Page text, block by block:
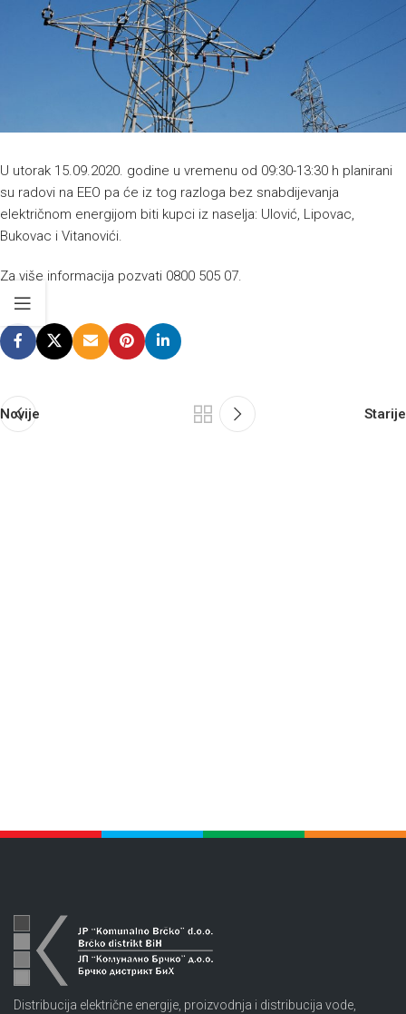
U utorak 15.09.2020. godine u vremenu od 09:30-13:30 h planirani
su radovi na EEO pa će iz tog razloga bez snabdijevanja
električnom energijom biti kupci iz naselja: Ulović, Lipovac,
Bukovac i Vitanovići.
Za više informacija pozvati 0800 505 07.
Novije Starije
Distribucija električne energije, proizvodnja i distribucija vode,